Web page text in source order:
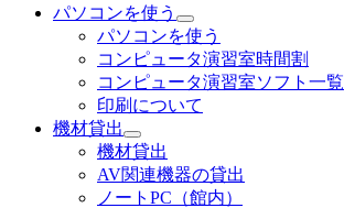
パソコンを使う
パソコンを使う
コンピュータ演習室時間割
コンピュータ演習室ソフト一覧
印刷について
機材貸出
機材貸出
AV関連機器の貸出
ノートPC（館内）